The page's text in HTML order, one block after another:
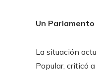
Un
La situación
Popular, criticó